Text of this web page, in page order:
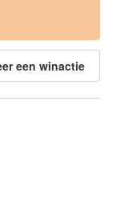
een winactie